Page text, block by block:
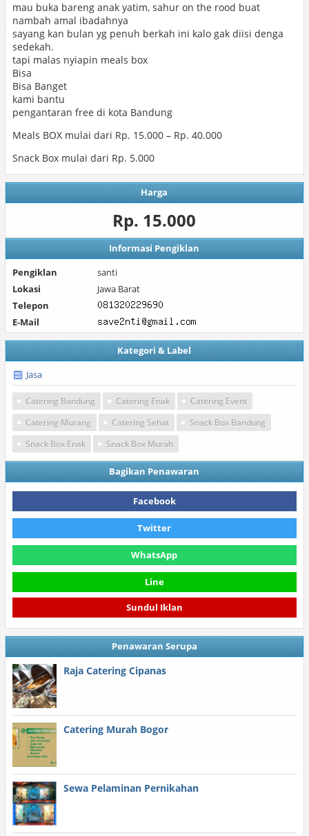
mau buka bareng anak yatim, sahur on the rood buat
nambah amal ibadahnya
sayang kan bulan yg penuh berkah ini kalo gak diisi denga
sedekah.
tapi malas nyiapin meals box
Bisa
Bisa Banget
kami bantu
pengantaran free di kota Bandung
Meals BOX mulai dari Rp. 15.000 – Rp. 40.000
Snack Box mulai dari Rp. 5.000
Harga
Rp. 15.000
Informasi Pengiklan
Pengiklan
santi
Lokasi
Jawa Barat
Telepon
E-Mail
Kategori & Label
Jasa
Catering Bandung Catering Enak
Catering Event
Catering Murang
Catering Sehat
Snack Box Bandung
Snack Box Enak
Snack Box Murah
Bagikan Penawaran
Facebook
Twitter
WhatsApp
Line
Sundul Iklan
Penawaran Serupa
Raja Catering Cipanas
Catering Murah Bogor
Sewa Pelaminan Pernikahan